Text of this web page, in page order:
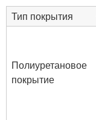
Тип покрытия
Полиуретановое
покрытие